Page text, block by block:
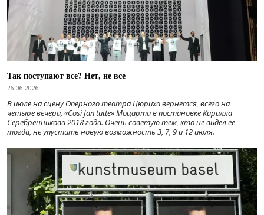
Так поступают все? Нет, не все
26.06.2026
В июле на сцену Оперного театра Цюриха вернется, всего на
четыре вечера, «Cosí fan tutte» Моцарта в постановке Кирилла
Серебренникова 2018 года. Очень советую тем, кто не видел ее
тогда, не упустить новую возможность 3, 7, 9 и 12 июля.